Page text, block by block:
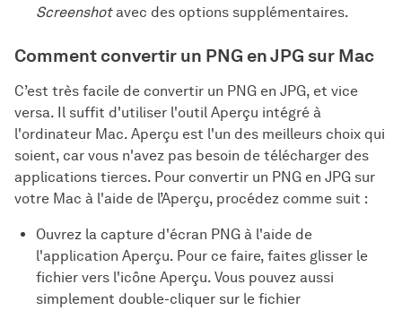
Screenshotavec des options supplémentaires.
Comment convertir un PNG en JPG sur Mac
C’est très facile de convertir un PNG en JPG, et vice
versa. Il suffit d'utiliser l'outil Aperçu intégré à
l'ordinateur Mac. Aperçu est l'un des meilleurs choix qui
soient, car vous n'avez pas besoin de télécharger des
applications tierces. Pour convertir un PNG en JPG sur
votre Mac à l'aide de l’Aperçu, procédez comme suit :
Ouvrez la capture d'écran PNG à l'aide de
l'application Aperçu. Pour ce faire, faites glisser le
fichier vers l'icône Aperçu. Vous pouvez aussi
simplement double-cliquer sur le fichier